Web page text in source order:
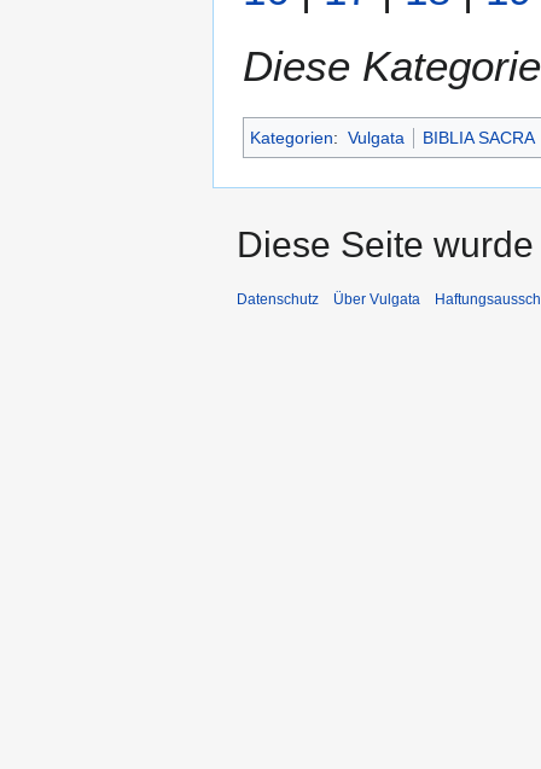
Diese
Kategorien: Vulgata BIBLIA SACRA
Diese Seite
Datenschutz Über Vulgata